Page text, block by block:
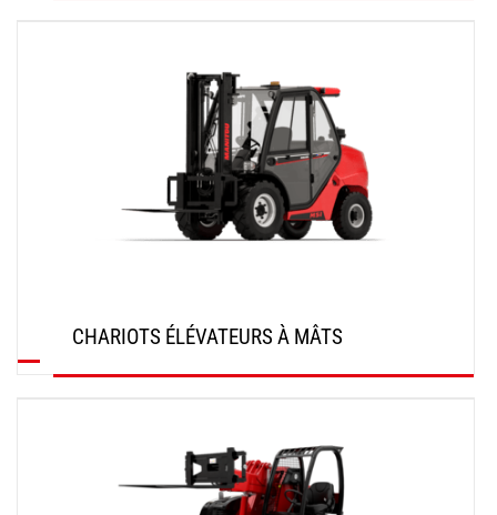
CHARIOTS ÉLÉVATEURS À MÂTS